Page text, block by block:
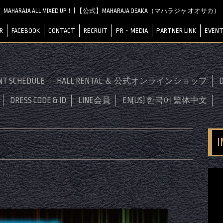
MAHARAJA ALL MIXED UP！ | 【公式】MAHARAJA OSAKA（マハラジャ オオサカ）
FACEBOOK CONTACT RECRUIT PR・MEDIA PARTNER LINK
SCHEDULE HALL RENTAL ＆ 公式オンラインショップ
DRESS CODE & ID LINE会員 EN(US) 한국어 繁体中文